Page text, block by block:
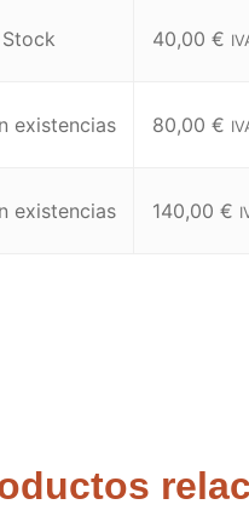
Stock 40,00 €
existencias 80,00 €
existencias 140,00 €